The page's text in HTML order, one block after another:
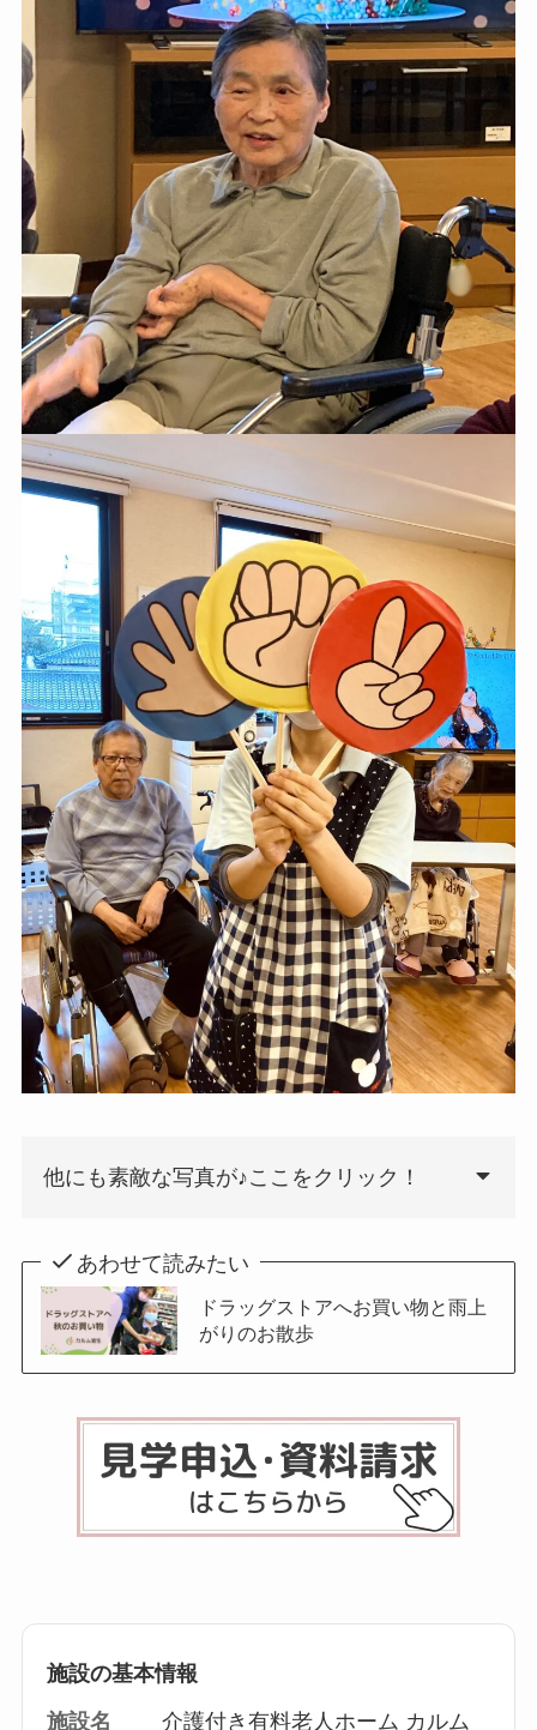
他にも素敵な写真が♪ここをクリック！
あわせて読みたい
ドラッグストアへお買い物と雨上
がりのお散歩
施設の基本情報
施設名
介護付き有料老人ホーム カルム